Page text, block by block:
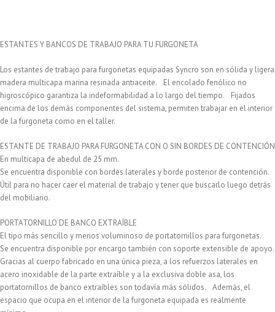
ESTANTES Y BANCOS DE TRABAJO PARA TU FURGONETA
Los estantes de trabajo para furgonetas equipadas Syncro son en sólida y ligera
madera multicapa marina resinada antiaceite. El encolado fenólico no
higroscópico garantiza la indeformabilidad a lo largo del tiempo. Fijados
encima de los demás componentes del sistema, permiten trabajar en el interior
de la furgoneta como en el taller.
ESTANTE DE TRABAJO PARA FURGONETA CON O SIN BORDES DE CONTENCIÓN
En multicapa de abedul de 25 mm.
Se encuentra disponible con bordes laterales y borde posterior de contención.
Útil para no hacer caer el material de trabajo y tener que buscarlo luego detrás
del mobiliario.
PORTATORNILLO DE BANCO EXTRAÍBLE
El tipo más sencillo y menos voluminoso de portatornillos para furgonetas.
Se encuentra disponible por encargo también con soporte extensible de apoyo.
Gracias al cuerpo fabricado en una única pieza, a los refuerzos laterales en
acero inoxidable de la parte extraíble y a la exclusiva doble asa, los
portatornillos de banco extraíbles son todavía más sólidos. Además, el
espacio que ocupa en el interior de la furgoneta equipada es realmente